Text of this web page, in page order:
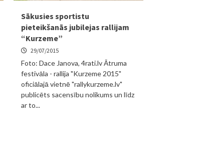
Sākusies sportistu
pieteikšanās jubilejas rallijam
“Kurzeme”
29/07/2015
Foto: Dace Janova, 4rati.lv Ātruma
festivāla - rallija "Kurzeme 2015"
oficiālajā vietnē "rallykurzeme.lv"
publicēts sacensību nolikums un līdz
ar to...